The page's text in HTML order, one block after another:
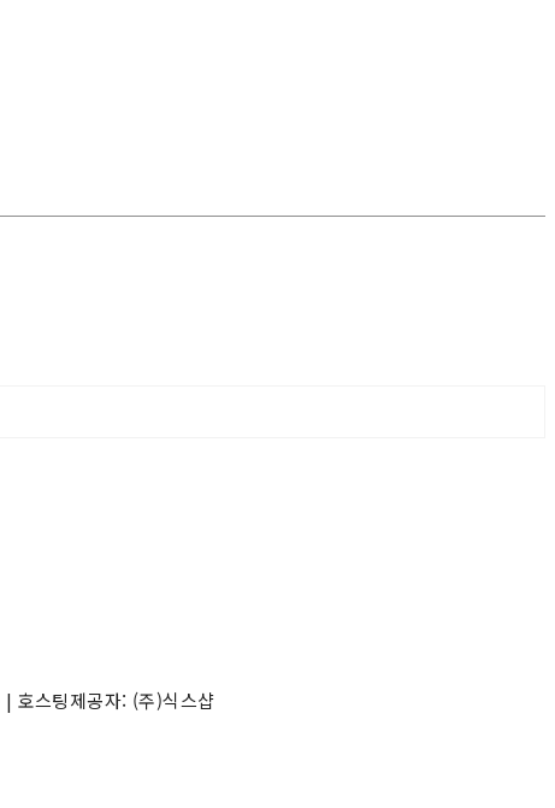
| 호스팅제공자: (주)식스샵